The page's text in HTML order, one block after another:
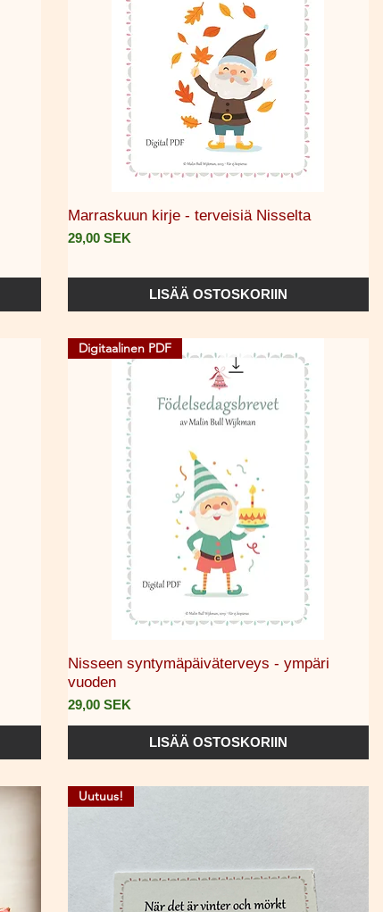
Pikakatselu
Marraskuun kirje - terveisiä Nisselta
Hinta
29,00 SEK
LISÄÄ OSTOSKORIIN
Pikakatselu
Digitaalinen PDF
Nisseen syntymäpäiväterveys - ympäri
vuoden
Hinta
29,00 SEK
LISÄÄ OSTOSKORIIN
Uutuus!